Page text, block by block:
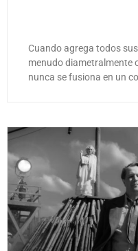
Cuando agrega todos
menudo diametralmente
nunca se fusiona en un